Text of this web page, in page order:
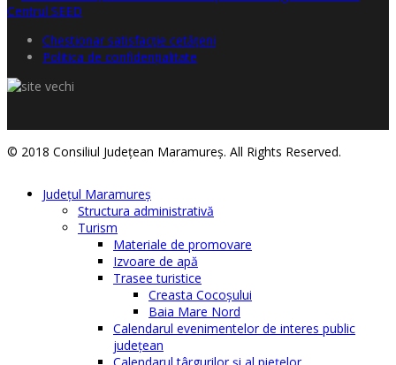
Chestionar satisfacţie cetăţeni
Politica de confidențialitate
© 2018 Consiliul Judeţean Maramureş. All Rights Reserved.
Judeţul Maramureş
Structura administrativă
Turism
Materiale de promovare
Izvoare de apă
Trasee turistice
Creasta Cocoșului
Baia Mare Nord
Calendarul evenimentelor de interes public
judeţean
Calendarul târgurilor şi al pieţelor